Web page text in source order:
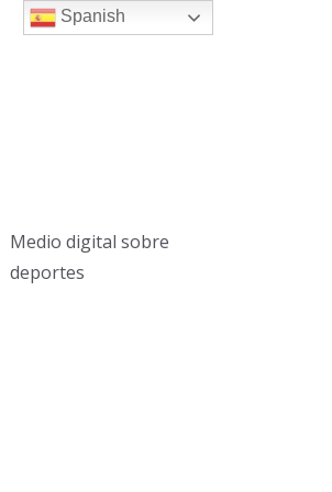
Medio digital sobre
deportes
Spanish